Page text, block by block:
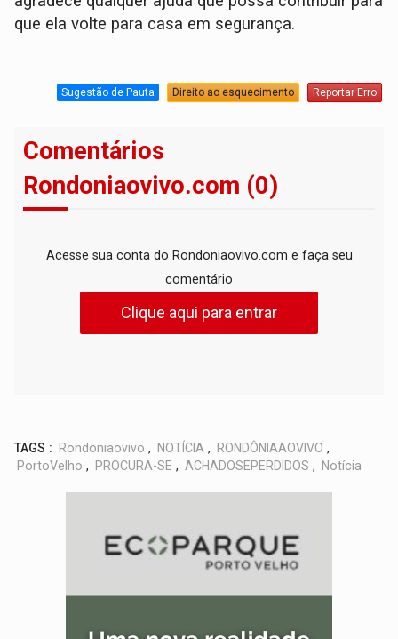
que ela volte para casa em segurança.
Sugestão de Pauta Direito ao esquecimento Reportar Erro
Comentários
Rondoniaovivo.com (0)
Acesse sua conta do Rondoniaovivo.com e faça seu
comentário
Clique aqui para entrar
TAGS : Rondoniaovivo , NOTÍCIA , RONDÔNIAAOVIVO ,
PortoVelho , PROCURA-SE , ACHADOSEPERDIDOS , Notícia